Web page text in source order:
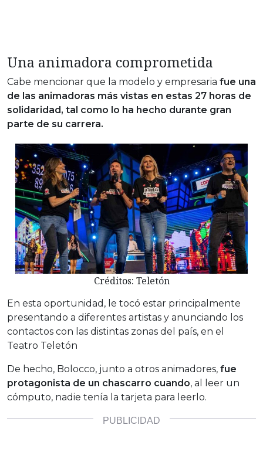
Una animadora comprometida
Cabe mencionar que la modelo y empresaria fue una
de las animadoras más vistas en estas 27 horas de
solidaridad, tal como lo ha hecho durante gran
parte de su carrera.
Créditos: Teletón
En esta oportunidad, le tocó estar principalmente
presentando a diferentes artistas y anunciando los
contactos con las distintas zonas del país, en el
Teatro Teletón
De hecho, Bolocco, junto a otros animadores, fue
protagonista de un chascarro cuando, al leer un
cómputo, nadie tenía la tarjeta para leerlo.